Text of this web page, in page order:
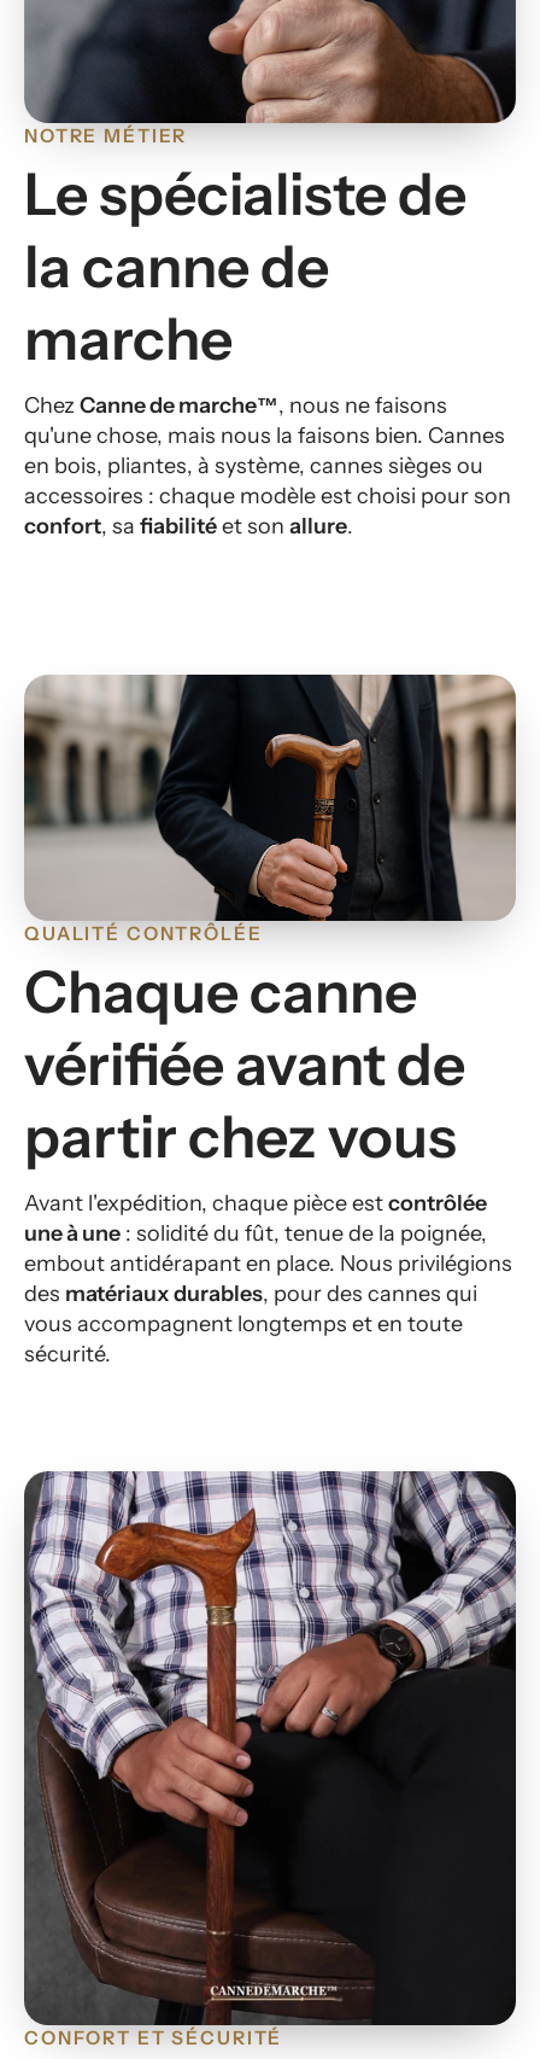
NOTRE MÉTIER
Le spécialiste de
la canne de
marche
Chez Canne de marche™, nous ne faisons
qu'une chose, mais nous la faisons bien. Cannes
en bois, pliantes, à système, cannes sièges ou
accessoires : chaque modèle est choisi pour son
confort, sa fiabilitéet son allure.
QUALITÉ CONTRÔLÉE
Chaque canne
vérifiée avant de
partir chez vous
Avant l'expédition, chaque pièce estcontrôlée
une à une : solidité du fût, tenue de la poignée,
embout antidérapant en place. Nous privilégions
des matériaux durables, pour des cannes qui
vous accompagnent longtemps et en toute
sécurité.
CONFORT ET SÉCURITÉ